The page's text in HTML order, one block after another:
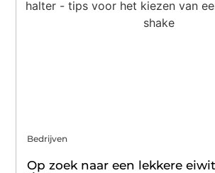
Bedrijven
Op zoek naar een lekkere